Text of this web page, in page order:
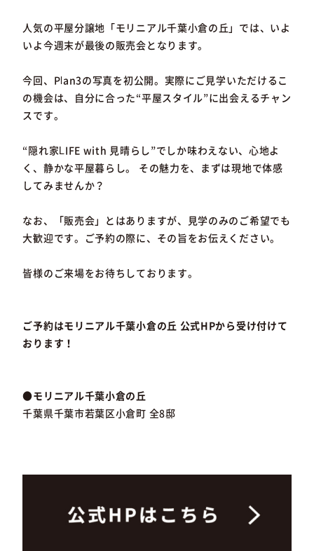
人気の平屋分譲地「モリニアル千葉小倉の丘」では、いよ
いよ今週末が最後の販売会となります。
今回、Plan3の写真を初公開。実際にご見学いただけるこ
の機会は、自分に合った“平屋スタイル”に出会えるチャン
スです。
“隠れ家LIFE with 見晴らし”でしか味わえない、心地よ
く、静かな平屋暮らし。 その魅力を、まずは現地で体感
してみませんか？
なお、「販売会」とはありますが、見学のみのご希望でも
大歓迎です。ご予約の際に、その旨をお伝えください。
皆様のご来場をお待ちしております。
ご予約はモリニアル千葉小倉の丘 公式HPから受け付けて
おります！
●モリニアル千葉小倉の丘
千葉県千葉市若葉区小倉町 全8邸